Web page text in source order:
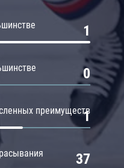
1
0
преимуществ
1
37